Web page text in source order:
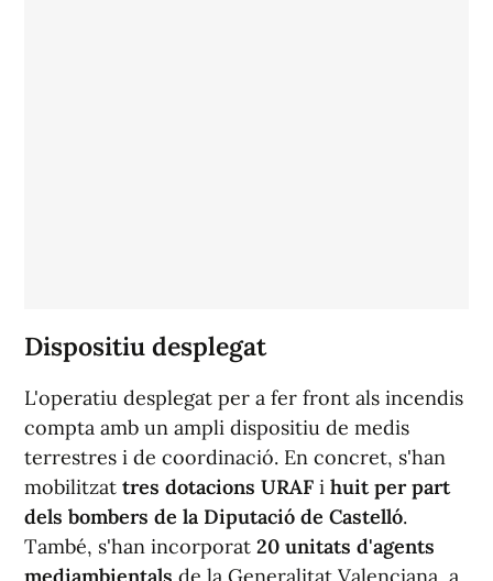
Dispositiu desplegat
L'operatiu desplegat per a fer front als incendis
compta amb un ampli dispositiu de medis
terrestres i de coordinació. En concret, s'han
mobilitzat tres dotacions URAF i huit per part
dels bombers de la Diputació de Castelló.
També, s'han incorporat 20 unitats d'agents